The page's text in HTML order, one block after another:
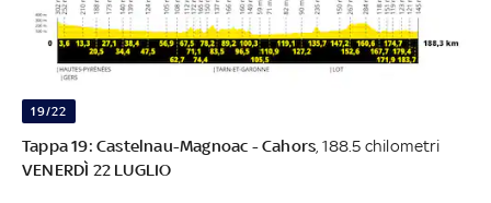
19/22
Tappa 19: Castelnau-Magnoac - Cahors , 188.5 chilometri
VENERDÌ 22 LUGLIO